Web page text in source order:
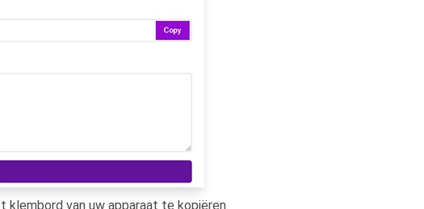
klembord van uw apparaat te kopiëren.